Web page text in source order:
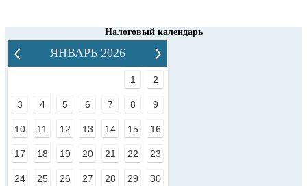
Налоговый календарь
ЯНВАРЬ 2026
1 2
3 4 5 6 7 8 9
10 11 12 13 14 15 16
17 18 19 20 21 22 23
24 25 26 27 28 29 30